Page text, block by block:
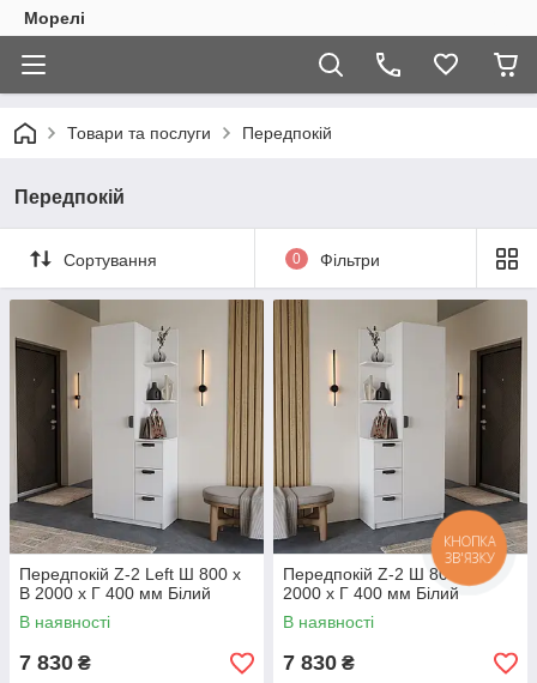
Морелі
Товари та послуги Передпокій
Передпокій
Сортування 0 Фільтри
Передпокій Z-2 Left Ш 800 x
В 2000 x Г 400 мм Білий
В наявності
7 830 ₴
Передпокій Z-2 Ш 800 x В
2000 x Г 400 мм Білий
В наявності
7 830 ₴
КНОПКА
ЗВ'ЯЗКУ